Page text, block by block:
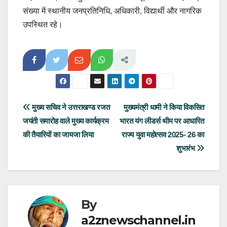
संख्या में स्थानीय जनप्रतिनिधि, अधिकारी, विद्यार्थी और नागरिक
उपस्थित रहे।
Post
navigation
मुख्यमंत्री धामी ने किया विकसित
भारत यंग लीडर्स थीम पर आधारित
राज्य युवा महोत्सव 2025- 26 का
शुभारंभ
मुख्य सचिव ने उत्तराखण्ड रजत
जयंती समारोह वाले मुख्य कार्यक्रम
की तैयारियों का जायजा लिया
By
a2znewschannel.in